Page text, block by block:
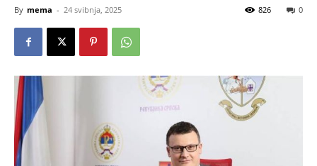
By mema - 24 svibnja, 2025 0
826